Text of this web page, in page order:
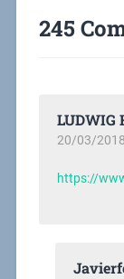
245
LUDWIG
20/03/
https://